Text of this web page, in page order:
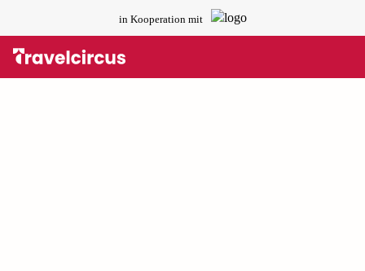
in Kooperation mit